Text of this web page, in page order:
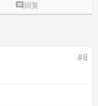
 回复
#8